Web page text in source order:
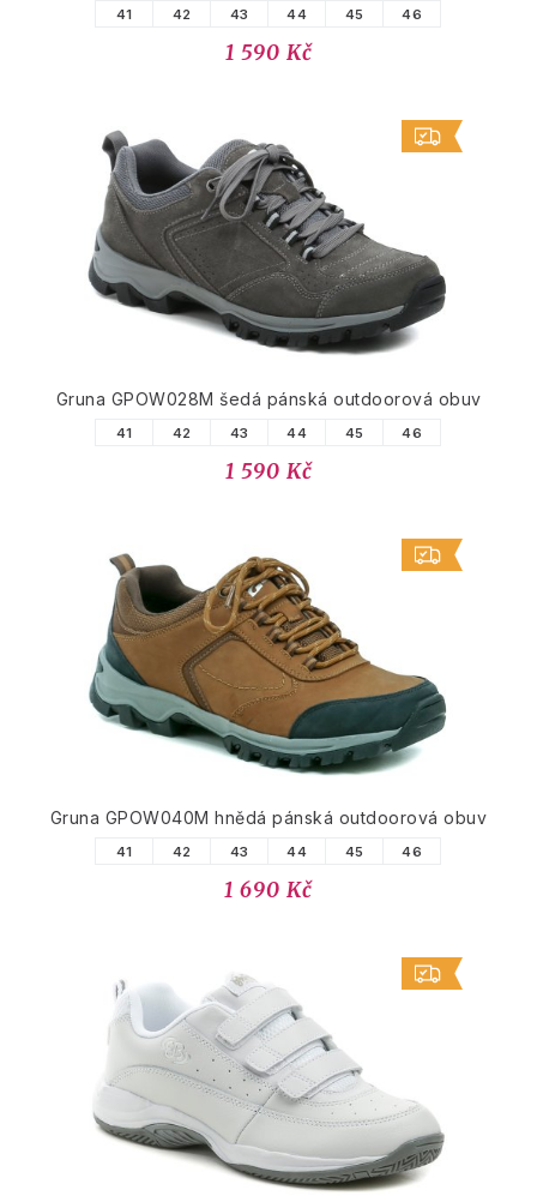
41 42 43 44 45 46
1 590 Kč
Gruna GPOW028M šedá pánská outdoorová obuv
41 42 43 44 45 46
1 590 Kč
Gruna GPOW040M hnědá pánská outdoorová obuv
41 42 43 44 45 46
1 690 Kč